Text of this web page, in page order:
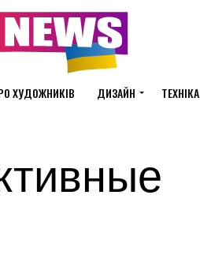
ХУДОЖНИКІВ ДИЗАЙН ТЕХНІКА